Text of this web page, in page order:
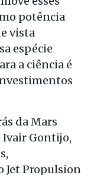
potência
vista
espécie
a ciência é
da Mars
Ivair Gontijo,
Jet Propulsion